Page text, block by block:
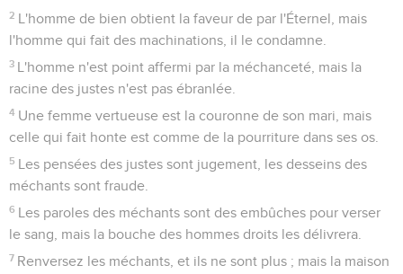
2 L'homme de bien obtient la faveur de par l'Éternel, mais
l'homme qui fait des machinations, il le condamne.
3 L'homme n'est point affermi par la méchanceté, mais la
racine des justes n'est pas ébranlée.
4 Une femme vertueuse est la couronne de son mari, mais
celle qui fait honte est comme de la pourriture dans ses os.
5 Les pensées des justes sont jugement, les desseins des
méchants sont fraude.
6 Les paroles des méchants sont des embûches pour verser
le sang, mais la bouche des hommes droits les délivrera.
7 Renversez les méchants, et ils ne sont plus ; mais la maison